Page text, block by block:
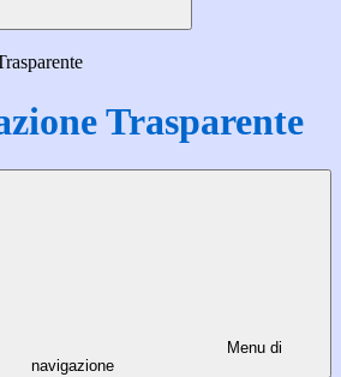
Trasparente
Menu di
navigazione